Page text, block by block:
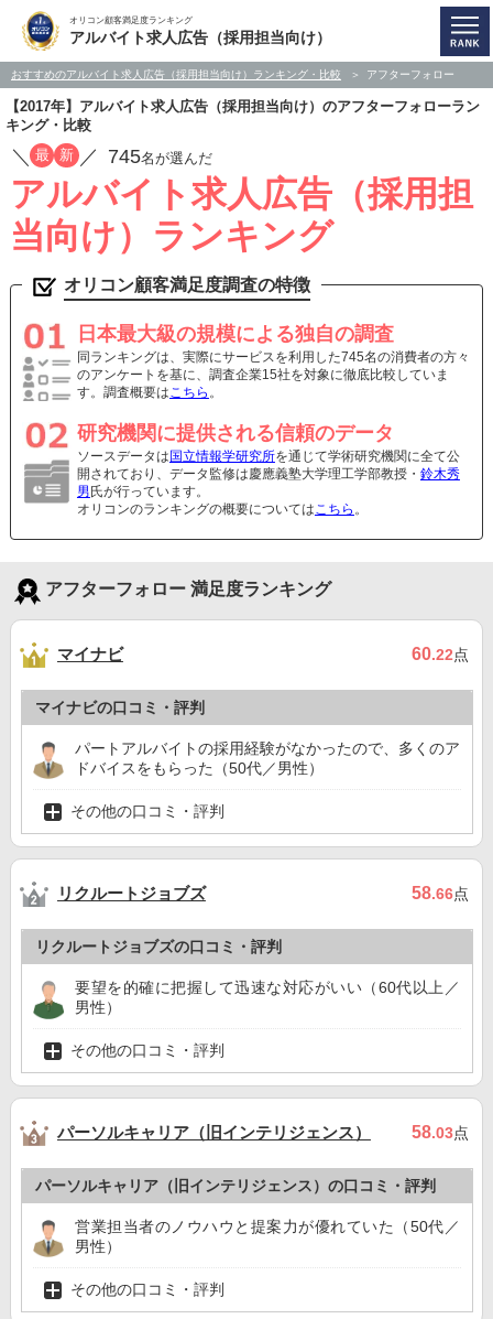
オリコン顧客満足度ランキング
アルバイト求人広告（採用担当向け）
おすすめのアルバイト求人広告（採用担当向け）ランキング・比較 アフターフォロー
【2017年】アルバイト求人広告（採用担当向け）のアフターフォローラン
キング・比較
／ 最 新 ／ 745名が選んだ
アルバイト求人広告（採用担
当向け）ランキング
オリコン顧客満足度調査の特徴
日本最大級の規模による独自の調査
同ランキングは、実際にサービスを利用した745名の消費者の方々
のアンケートを基に、調査企業15社を対象に徹底比較していま
す。調査概要はこちら 。
研究機関に提供される信頼のデータ
ソースデータは 国立情報学研究所を通じて学術研究機関に全て公
開されており、データ監修は慶應義塾大学理工学部教授・ 鈴木秀
男 氏が行っています。
オリコンのランキングの概要についてはこちら 。
アフターフォロー 満足度ランキング
マイナビ 60.22点
マイナビの口コミ・評判
パートアルバイトの採用経験がなかったので、多くのア
ドバイスをもらった（50代／男性）
その他の口コミ・評判
リクルートジョブズ 58.66点
リクルートジョブズの口コミ・評判
要望を的確に把握して迅速な対応がいい（60代以上／
男性）
その他の口コミ・評判
パーソルキャリア（旧インテリジェンス） 58.03点
パーソルキャリア（旧インテリジェンス）の口コミ・評判
営業担当者のノウハウと提案力が優れていた（50代／
男性）
その他の口コミ・評判